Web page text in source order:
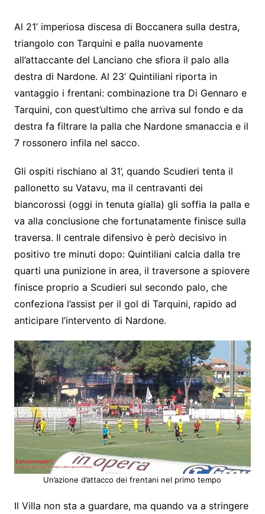
Al 21’ imperiosa discesa di Boccanera sulla destra,
triangolo con Tarquini e palla nuovamente
all’attaccante del Lanciano che sfiora il palo alla
destra di Nardone. Al 23’ Quintiliani riporta in
vantaggio i frentani: combinazione tra Di Gennaro e
Tarquini, con quest’ultimo che arriva sul fondo e da
destra fa filtrare la palla che Nardone smanaccia e il
7 rossonero infila nel sacco.
Gli ospiti rischiano al 31’, quando Scudieri tenta il
pallonetto su Vatavu, ma il centravanti dei
biancorossi (oggi in tenuta gialla) gli soffia la palla e
va alla conclusione che fortunatamente finisce sulla
traversa. Il centrale difensivo è però decisivo in
positivo tre minuti dopo: Quintiliani calcia dalla tre
quarti una punizione in area, il traversone a spiovere
finisce proprio a Scudieri sul secondo palo, che
confeziona l’assist per il gol di Tarquini, rapido ad
anticipare l’intervento di Nardone.
Un’azione d’attacco dei frentani nel primo tempo
Il Villa non sta a guardare, ma quando va a stringere